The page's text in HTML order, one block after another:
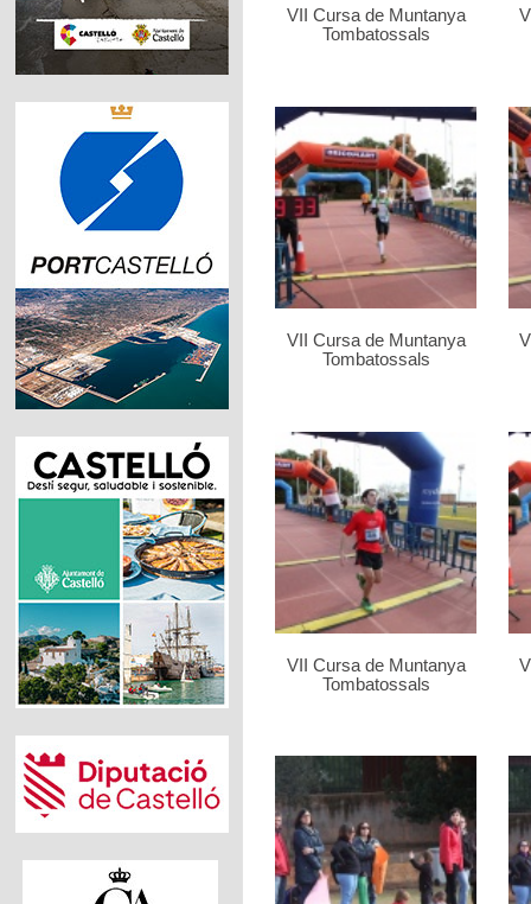
VII Cursa de Muntanya
Tombatossals
VII Cursa de Muntanya
Tombatossals
VII Cursa de Muntanya
Tombatossals